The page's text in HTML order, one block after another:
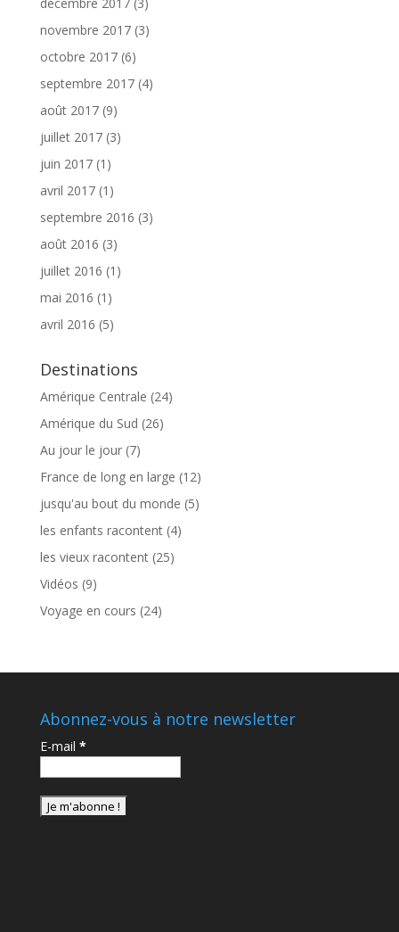
novembre 2017(3)
octobre 2017(6)
septembre 2017(4)
août 2017(9)
juillet 2017(3)
juin 2017(1)
avril 2017(1)
septembre 2016 (3)
août 2016 (3)
juillet 2016 (1)
mai 2016 (1)
avril 2016 (5)
Destinations
Amérique Centrale (24)
Amérique du Sud (26)
Au jour le jour(7)
France de long en large (12)
jusqu'au bout du monde (5)
les enfants racontent(4)
les vieux racontent(25)
Vidéos (9)
Voyage en cours (24)
Abonnez-vous à notre newsletter
E-mail *